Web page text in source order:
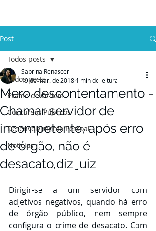
Post
Todos posts
Exame de Ordem
Concursos Públicos
Desenvolvimento Pessoal
Notícias
Todos posts
Mero descontentamento -
Chamar servidor de
incompetente, após erro
de órgão, não é
desacato,diz juiz
Sabrina Renascer
19 de mar. de 2018 1 min de leitura
Dirigir-se a um servidor com
adjetivos negativos, quando há erro
de órgão público, nem sempre
configura o crime de desacato. Com